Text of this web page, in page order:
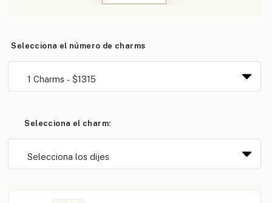
Selecciona el número de charms
Selecciona el charm: